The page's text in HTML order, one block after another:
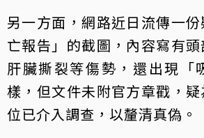
另一方面，網路近日流傳一
亡報告」的截圖，內容寫有
肝臟撕裂等傷勢，還出現「
樣，但文件未附官方章戳，
位已介入調查，以釐清真偽。